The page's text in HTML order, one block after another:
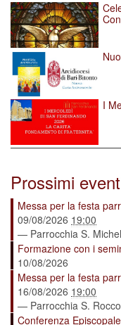
I
Prossimi
Messa per la festa
09/08/2026 19:00
— Parrocchia S.
Formazione con i
10/08/2026
Messa per la festa
16/08/2026 19:00
— Parrocchia S.
Conferenza